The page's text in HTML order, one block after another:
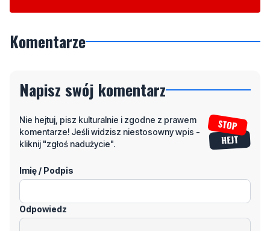
Komentarze
Napisz swój komentarz
Nie hejtuj, pisz kulturalnie i zgodne z prawem
komentarze! Jeśli widzisz niestosowny wpis -
kliknij "zgłoś nadużycie".
Imię / Podpis
Odpowiedz